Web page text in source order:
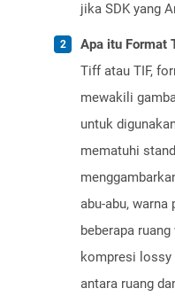
jika SDK yang
Apa itu Format
Tiff atau TIF,
mewakili
untuk
mematuhi
abu-abu, warna
beberapa
kompresi
antara ruang